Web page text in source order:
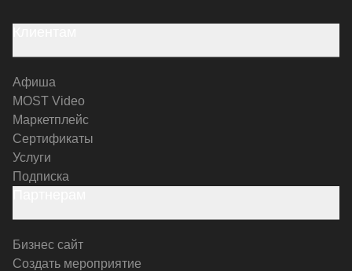
Афиша
MOST Video
Маркетплейс
Сертификаты
Услуги
Подписка
Бизнес сайт
Создать мероприятие